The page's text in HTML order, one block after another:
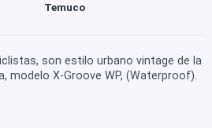
Temuco
son estilo urbano vintage de la
modelo X-Groove WP, (Waterproof).